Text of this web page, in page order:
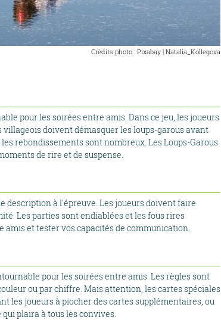
Crédits photo : Pixabay | Natalia_Kollegova
pour les soirées entre amis. Dans ce jeu, les joueurs
doivent démasquer les loups-garous avant
rebondissements sont nombreux. Les Loups-Garous
de rire et de suspense.
description à l'épreuve. Les joueurs doivent faire
Les parties sont endiablées et les fous rires
et tester vos capacités de communication.
pour les soirées entre amis. Les règles sont
ou par chiffre. Mais attention, les cartes spéciales
les joueurs à piocher des cartes supplémentaires, ou
plaira à tous les convives.